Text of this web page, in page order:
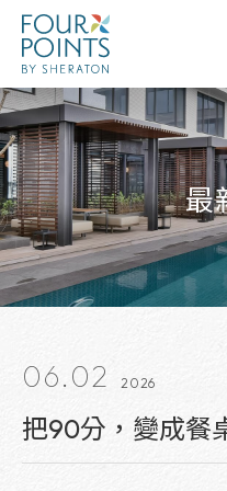
最
06.02 2026
把90分，變成餐